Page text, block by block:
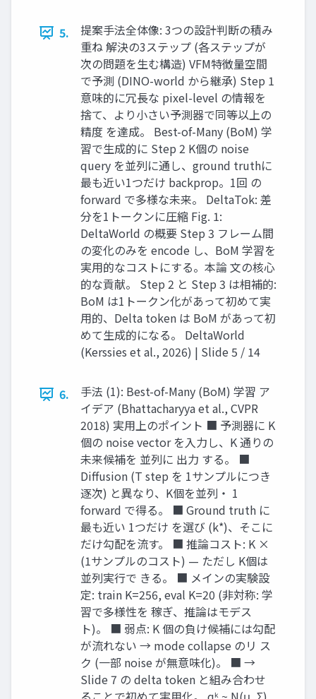
5.
提案手法全体像: 3つの設計判断の積み
重ね 解決の3ステップ (各ステップが
次の問題を生む構造) VFM特徴量空間
で予測 (DINO-world から継承) Step 1
意味的に冗長な pixel-level の情報を
捨て、より小さい予測器で同等以上の
精度 を達成。 Best-of-Many (BoM) 学
習で生成的に Step 2 K個の noise
query を並列に通し、ground truthに
最も近い1つだけ backprop。1回 の
forward で多様な未来。 DeltaTok: 差
分を1トークンに圧縮 Fig. 1:
DeltaWorld の概要 Step 3 フレーム間
の変化のみを encode し、BoM 学習を
実用的なコストにする。本論 文の核心
的な貢献。 Step 2 と Step 3 は相補的:
BoM は1トークン化があって初めて実
用的、Delta token は BoM があって初
めて生成的になる。 DeltaWorld
(Kerssies et al., 2026) | Slide 5 / 14
6.
手法 (1): Best-of-Many (BoM) 学習 ア
イデア (Bhattacharyya et al., CVPR
2018) 実用上のポイント ■ 予測器に K
個の noise vector を入力し、K 通りの
未来候補を 並列に 出力 する。 ■
Diffusion (T step を 1サンプルにつき
逐次) と異なり、K個を並列・ 1
forward で得る。 ■ Ground truth に
最も近い 1つだけ を選び (k*)、そこに
だけ勾配を流す。 ■ 推論コスト: K ×
(1サンプルのコスト) — ただし K個は
並列実行で きる。 ■ メインの実験設
定: train K=256, eval K=20 (非対称: 学
習で多様性を 稼ぎ、推論はモデス
ト)。 ■ 弱点: K 個の負け候補には勾配
が流れない → mode collapse のリ ス
ク (一部 noise が無意味化)。 ■ →
Slide 7 の delta token と組み合わせ